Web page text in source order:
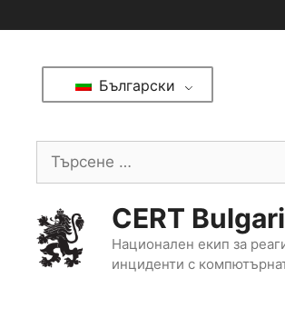
Български
CERT
Национален екип за
инциденти с